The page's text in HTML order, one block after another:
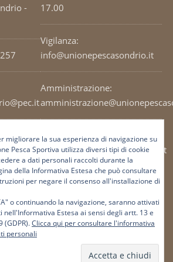
-
17.00
Vigilanza:
info@unionepescasondrio.it
Amministrazione:
Ufficio tecnico:
tecnico@unionepescasondrio.it
Informazioni:
info@unionepescasondrio.it
migliorare la sua esperienza di navigazione su
Pesca Sportiva utilizza diversi tipi di cookie
a dati personali raccolti durante la
della Informativa Estesa che può consultare
per negare il consenso all'installazione di
o continuando la navigazione, saranno attivati
nell'Informativa Estesa ai sensi degli artt. 13 e
(GDPR).Clicca qui per consultare l'informativa
personali